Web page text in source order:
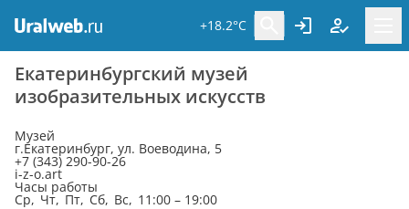
+18.2°C
Екатеринбургский музей
изобразительных искусств
Музей
г.Екатеринбург, ул. Воеводина, 5
+7 (343) 290-90-26
i-z-o.art
Часы работы
Ср, Чт, Пт, Сб, Вс, 11:00 – 19:00